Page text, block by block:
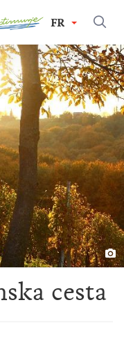
FR
cesta